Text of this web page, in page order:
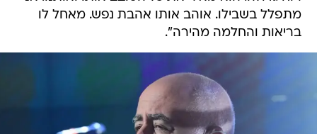
מתפלל בשבילו. אוהב אותו אהבת נפש. מאחל לו
בריאות והחלמה מהירה".